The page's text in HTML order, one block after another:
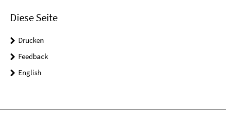
Diese Seite
Drucken
Feedback
English